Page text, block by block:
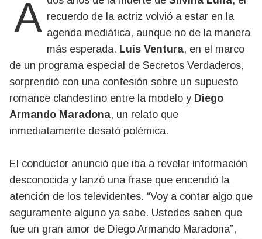
recuerdo de la actriz volvió a estar en la
agenda mediática, aunque no de la manera
más esperada. Luis Ventura, en el marco
de un programa especial de Secretos Verdaderos,
sorprendió con una confesión sobre un supuesto
romance clandestino entre la modelo y Diego
Armando Maradona, un relato que
inmediatamente desató polémica.
El conductor anunció que iba a revelar información
desconocida y lanzó una frase que encendió la
atención de los televidentes. “Voy a contar algo que
seguramente alguno ya sabe. Ustedes saben que
fue un gran amor de Diego Armando Maradona”,